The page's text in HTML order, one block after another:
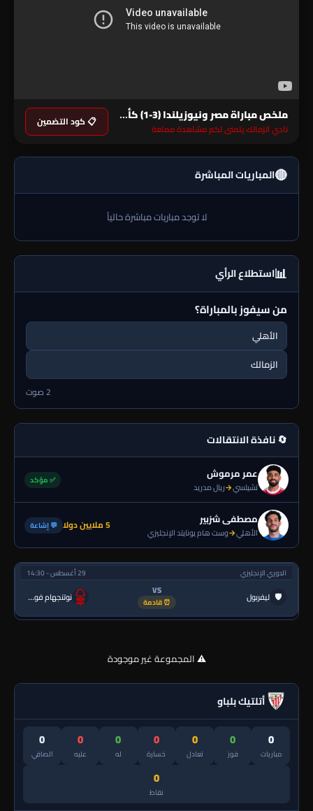
ملخص مباراة مصر ونيوزيلندا (3-1) كأس العالم
نادي الزمالك يتمنى لكم مشاهدة ممتعة 📋 كود التضمين
🔴المباريات المباشرة
لا توجد مباريات مباشرة حالياً
📊استطلاع الرأي
من سيفوز بالمباراة؟
الأهلي
الزمالك
2 صوت
🔄 نافذة الانتقالات
عمر مرموش
تشيلسي→ريال مدريد
✅ مؤكد
مصطفى شزبير
الأهلي→وست هام يونايتد الإنجليزي 5 ملايين دولا 💬 إشاعة
الدوري الإنجليزي 29 أغسطس - 14:30
🛡 ليفربول VS
⏰ قادمة نوتنجهام فورست
⚠️ المجموعة غير موجودة
أتلتيك بلباو
0
مباريات
0
فوز
0
تعادل
0
خسارة
0
له
0
عليه
0
الصافي
0
نقاط